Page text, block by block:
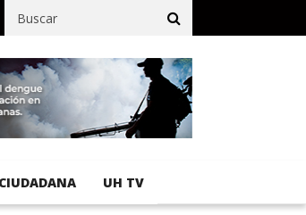
en obras de terracería
UH TV